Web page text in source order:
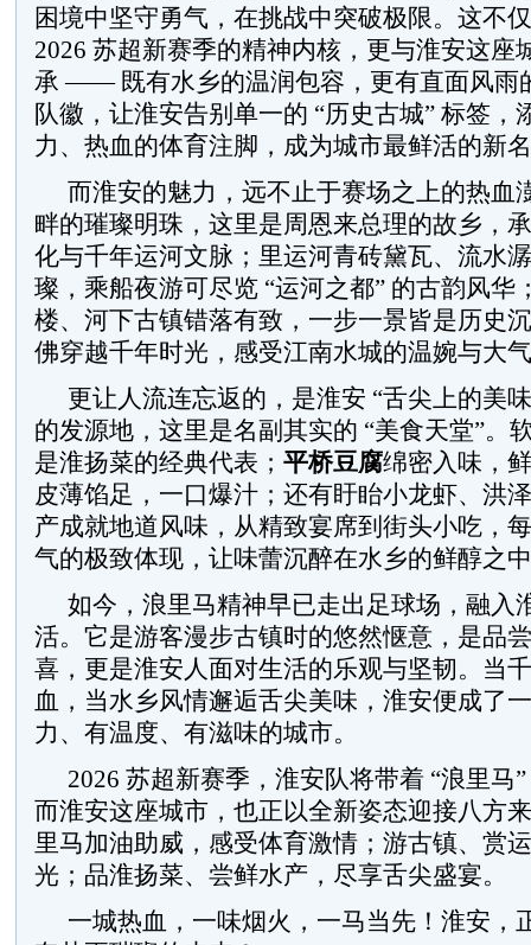
困境中坚守勇气，在挑战中突破极限。这不
2026 苏超新赛季的精神内核，更与淮安这座
承 —— 既有水乡的温润包容，更有直面风雨
队徽，让淮安告别单一的 “历史古城” 标签，
力、热血的体育注脚，成为城市最鲜活的新
而淮安的魅力，远不止于赛场之上的热血
畔的璀璨明珠，这里是周恩来总理的故乡，
化与千年运河文脉；里运河青砖黛瓦、流水
璨，乘船夜游可尽览 “运河之都” 的古韵风华
楼、河下古镇错落有致，一步一景皆是历史
佛穿越千年时光，感受江南水城的温婉与大
更让人流连忘返的，是淮安 “舌尖上的美
的发源地，这里是名副其实的 “美食天堂”。
是淮扬菜的经典代表； 平桥豆腐绵密入味，
皮薄馅足，一口爆汁；还有盱眙小龙虾、洪
产成就地道风味，从精致宴席到街头小吃，
气的极致体现，让味蕾沉醉在水乡的鲜醇之
如今，浪里马精神早已走出足球场，融入
活。它是游客漫步古镇时的悠然惬意，是品
喜，更是淮安人面对生活的乐观与坚韧。当
血，当水乡风情邂逅舌尖美味，淮安便成了
力、有温度、有滋味的城市。
2026 苏超新赛季，淮安队将带着 “浪里马
而淮安这座城市，也正以全新姿态迎接八方
里马加油助威，感受体育激情；游古镇、赏
光；品淮扬菜、尝鲜水产，尽享舌尖盛宴。
一城热血，一味烟火，一马当先！淮安，